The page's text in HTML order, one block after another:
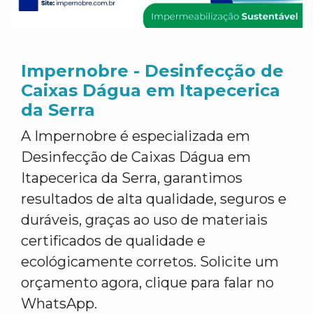
Impernobre - Desinfecção de
Caixas Dágua em Itapecerica
da Serra
A Impernobre é especializada em
Desinfecção de Caixas Dágua em
Itapecerica da Serra, garantimos
resultados de alta qualidade, seguros e
duráveis, graças ao uso de materiais
certificados de qualidade e
ecológicamente corretos. Solicite um
orçamento agora, clique para falar no
WhatsApp.